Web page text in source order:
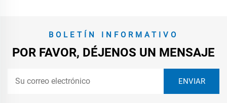
BOLETÍN INFORMATIVO
POR FAVOR, DÉJENOS UN MENSAJE